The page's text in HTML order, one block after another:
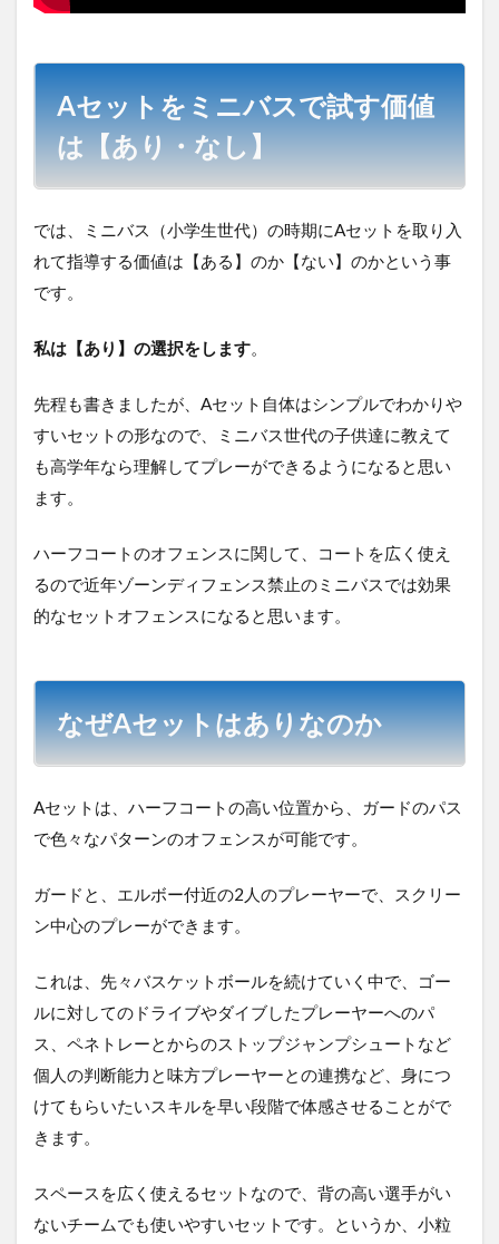
Aセットをミニバスで試す価値
は【あり・なし】
では、ミニバス（小学生世代）の時期にAセットを取り入
れて指導する価値は【ある】のか【ない】のかという事
です。
私は【あり】の選択をします。
先程も書きましたが、Aセット自体はシンプルでわかりや
すいセットの形なので、ミニバス世代の子供達に教えて
も高学年なら理解してプレーができるようになると思い
ます。
ハーフコートのオフェンスに関して、コートを広く使え
るので近年ゾーンディフェンス禁止のミニバスでは効果
的なセットオフェンスになると思います。
なぜAセットはありなのか
Aセットは、ハーフコートの高い位置から、ガードのパス
で色々なパターンのオフェンスが可能です。
ガードと、エルボー付近の2人のプレーヤーで、スクリー
ン中心のプレーができます。
これは、先々バスケットボールを続けていく中で、ゴー
ルに対してのドライブやダイブしたプレーヤーへのパ
ス、ペネトレーとからのストップジャンプシュートなど
個人の判断能力と味方プレーヤーとの連携など、身につ
けてもらいたいスキルを早い段階で体感させることがで
きます。
スペースを広く使えるセットなので、背の高い選手がい
ないチームでも使いやすいセットです。というか、小粒